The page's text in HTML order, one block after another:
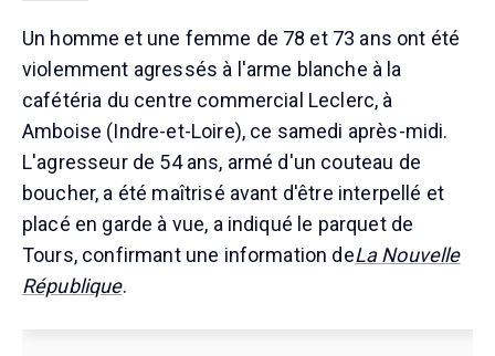
Un homme et une femme de 78 et 73 ans ont été
violemment agressés à l'arme blanche à la
cafétéria du centre commercial Leclerc, à
Amboise (Indre-et-Loire), ce samedi après-midi.
L'agresseur de 54 ans, armé d'un couteau de
boucher, a été maîtrisé avant d'être interpellé et
placé en garde à vue, a indiqué le parquet de
Tours, confirmant une information deLa Nouvelle
République.